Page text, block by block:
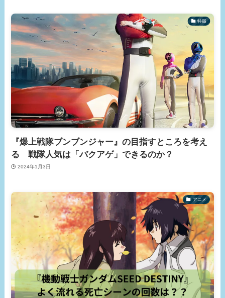
特撮
『爆上戦隊ブンブンジャー』の目指すところを考え
る 戦隊人気は「バクアゲ」できるのか？
2024年1月3日
アニメ